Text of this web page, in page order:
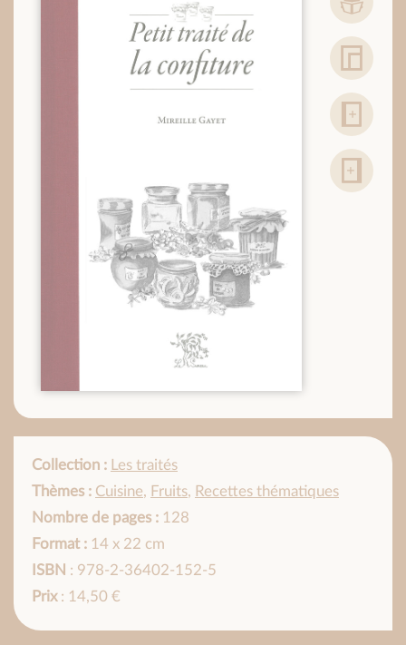
Collection : Les traités
Thèmes : Cuisine, Fruits, Recettes thématiques
Nombre de pages : 128
Format : 14 x 22 cm
ISBN : 978-2-36402-152-5
Prix: 14,50 €